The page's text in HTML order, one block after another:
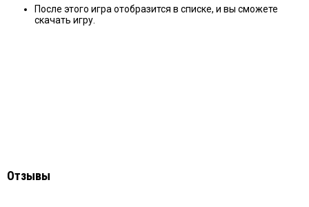
После этого игра отобразится в списке, и вы сможете
скачать игру.
Отзывы